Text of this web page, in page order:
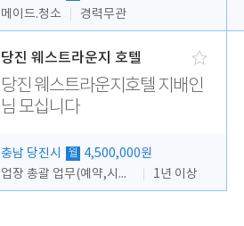
메이드.청소
경력무관
당진 웨스트라운지 호텔
당진 웨스트라운지호텔 지배인
님 모십니다
충남 당진시 월
4,500,000원
업장 총괄 업무(예약,시설 및 직원관리 등)
1년 이상